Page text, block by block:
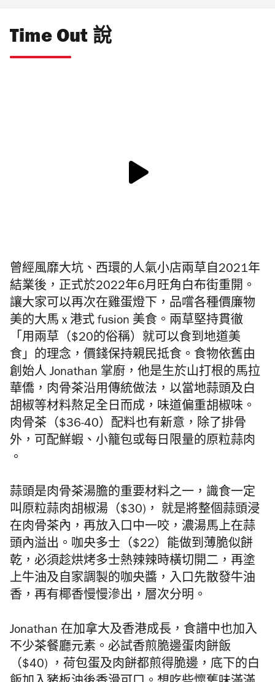
Time Out 說
曾經風靡大坑、西環的人氣小店兩草自2021年
結業後，正式於2022年6月旺角白布街重開。
讓大家可以再次在雞蛋燈下，品嚐各種價廉物
美的大馬 x 港式 fusion 美食。兩草堅持貫徹
「用兩草（$20的俗稱）就可以食到地道美
食」的理念，價錢保持親民抵食。食物依舊由
創始人 Jonathan 掌廚，他是生於山打根的馬拉
華僑，肉骨茶沿用傳統做法，以當地蒜頭及白
胡椒等材料熬足全日而成，味道偏重胡椒味。
肉骨茶 （$36-40）配料也有新意， 除了排骨
外，可配鮮蝦、小籠包或每日限量的原粒蒜肉
。
蒜頭是肉骨茶湯膽的重要材料之一， 識食一定
叫原粒蒜肉胡椒湯（$30)， 就是將整個蒜頭浸
在肉骨茶內，再放入口中一咬，濃湯馬上在蒜
頭內溢出。咖央多士（$22）能做到薄脆似餅
乾，必須趁烘烤多士熱辣辣時橫切開二，再塗
上牛油及自家調製的咖央醬，入口先散發牛油
香，再有椰香慢慢滲出，層次分明。
Jonathan 在加拿大及香港成長，食譜中也加入
不少茶餐廳元素。必試香煎脆邊蛋肉餅飯
（$40) ，荷包蛋及肉餅都煎得脆邊，底下的白